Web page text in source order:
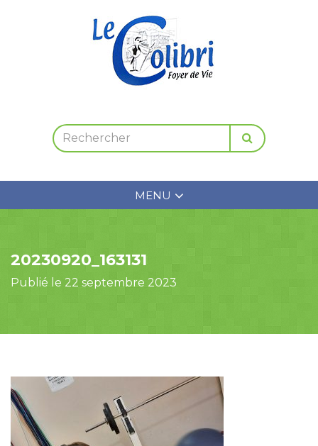
MENU
20230920_163131
Publié le 22 septembre 2023